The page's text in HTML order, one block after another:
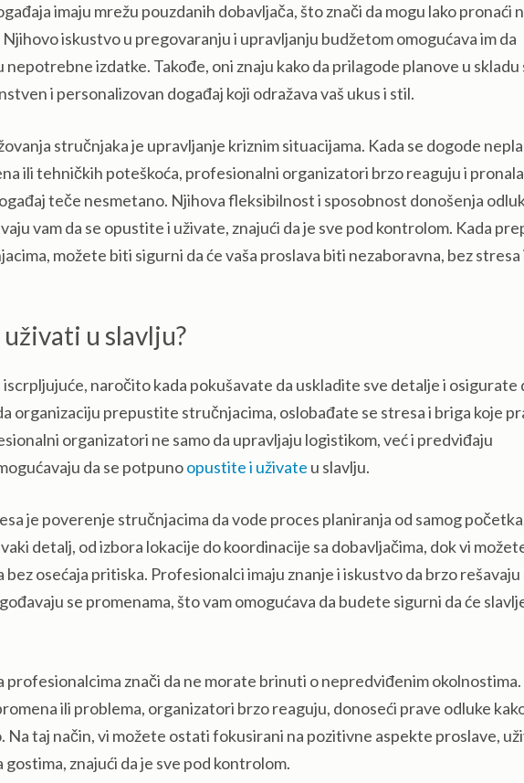
imaju mrežu pouzdanih dobavljača, što znači da mogu lako pronaći
iskustvo u pregovaranju i upravljanju budžetom omogućava im da
izdatke. Takođe, oni znaju kako da prilagode planove u skladu
i personalizovan događaj koji odražava vaš ukus i stil.
stručnjaka je upravljanje kriznim situacijama. Kada se dogode
ili tehničkih poteškoća, profesionalni organizatori brzo reaguju i
teče nesmetano. Njihova fleksibilnost i sposobnost donošenja
vam da se opustite i uživate, znajući da je sve pod kontrolom. Kada
možete biti sigurni da će vaša proslava biti nezaboravna, bez stresa
u slavlju?
naročito kada pokušavate da uskladite sve detalje i osigurate
organizaciju prepustite stručnjacima, oslobađate se stresa i briga koje
organizatori ne samo da upravljaju logistikom, već i predviđaju
da se potpunoopustite i uživate u slavlju.
je poverenje stručnjacima da vode proces planiranja od samog
detalj, od izbora lokacije do koordinacije sa dobavljačima, dok vi
osećaja pritiska. Profesionalci imaju znanje i iskustvo da brzo rešavaju
se promenama, što vam omogućava da budete sigurni da će
profesionalcima znači da ne morate brinuti o nepredviđenim okolnostima.
ili problema, organizatori brzo reaguju, donoseći prave odluke
Na taj način, vi možete ostati fokusirani na pozitivne aspekte proslave,
znajući da je sve pod kontrolom.